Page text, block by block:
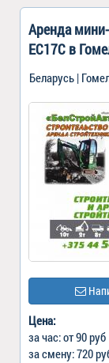
Аренда
EC17C в
Беларусь |
Цена:
за час: от 90 руб
за смену: 720